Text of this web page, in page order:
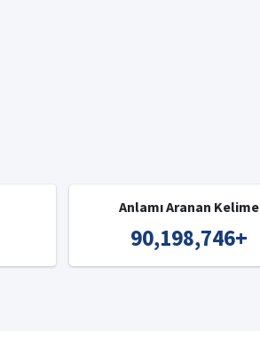
Anlamı Aranan Kelime
90,198,746+